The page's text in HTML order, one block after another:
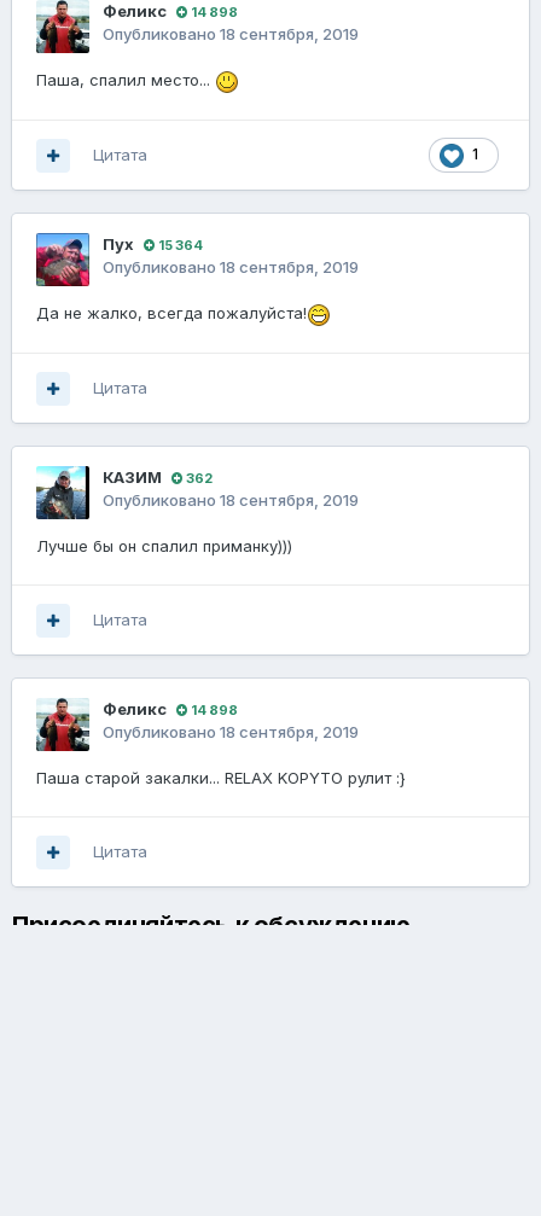
Феликс 14 898
Опубликовано 18 сентября, 2019
Паша, спалил место...
1
Цитата
Пух 15 364
Опубликовано 18 сентября, 2019
Да не жалко, всегда пожалуйста!
Цитата
КАЗИМ 362
Опубликовано 18 сентября, 2019
Лучше бы он спалил приманку)))
Цитата
Феликс 14 898
Опубликовано 18 сентября, 2019
Паша старой закалки... RELAX KOPYTO рулит :}
Цитата
Присоединяйтесь к обсуждению